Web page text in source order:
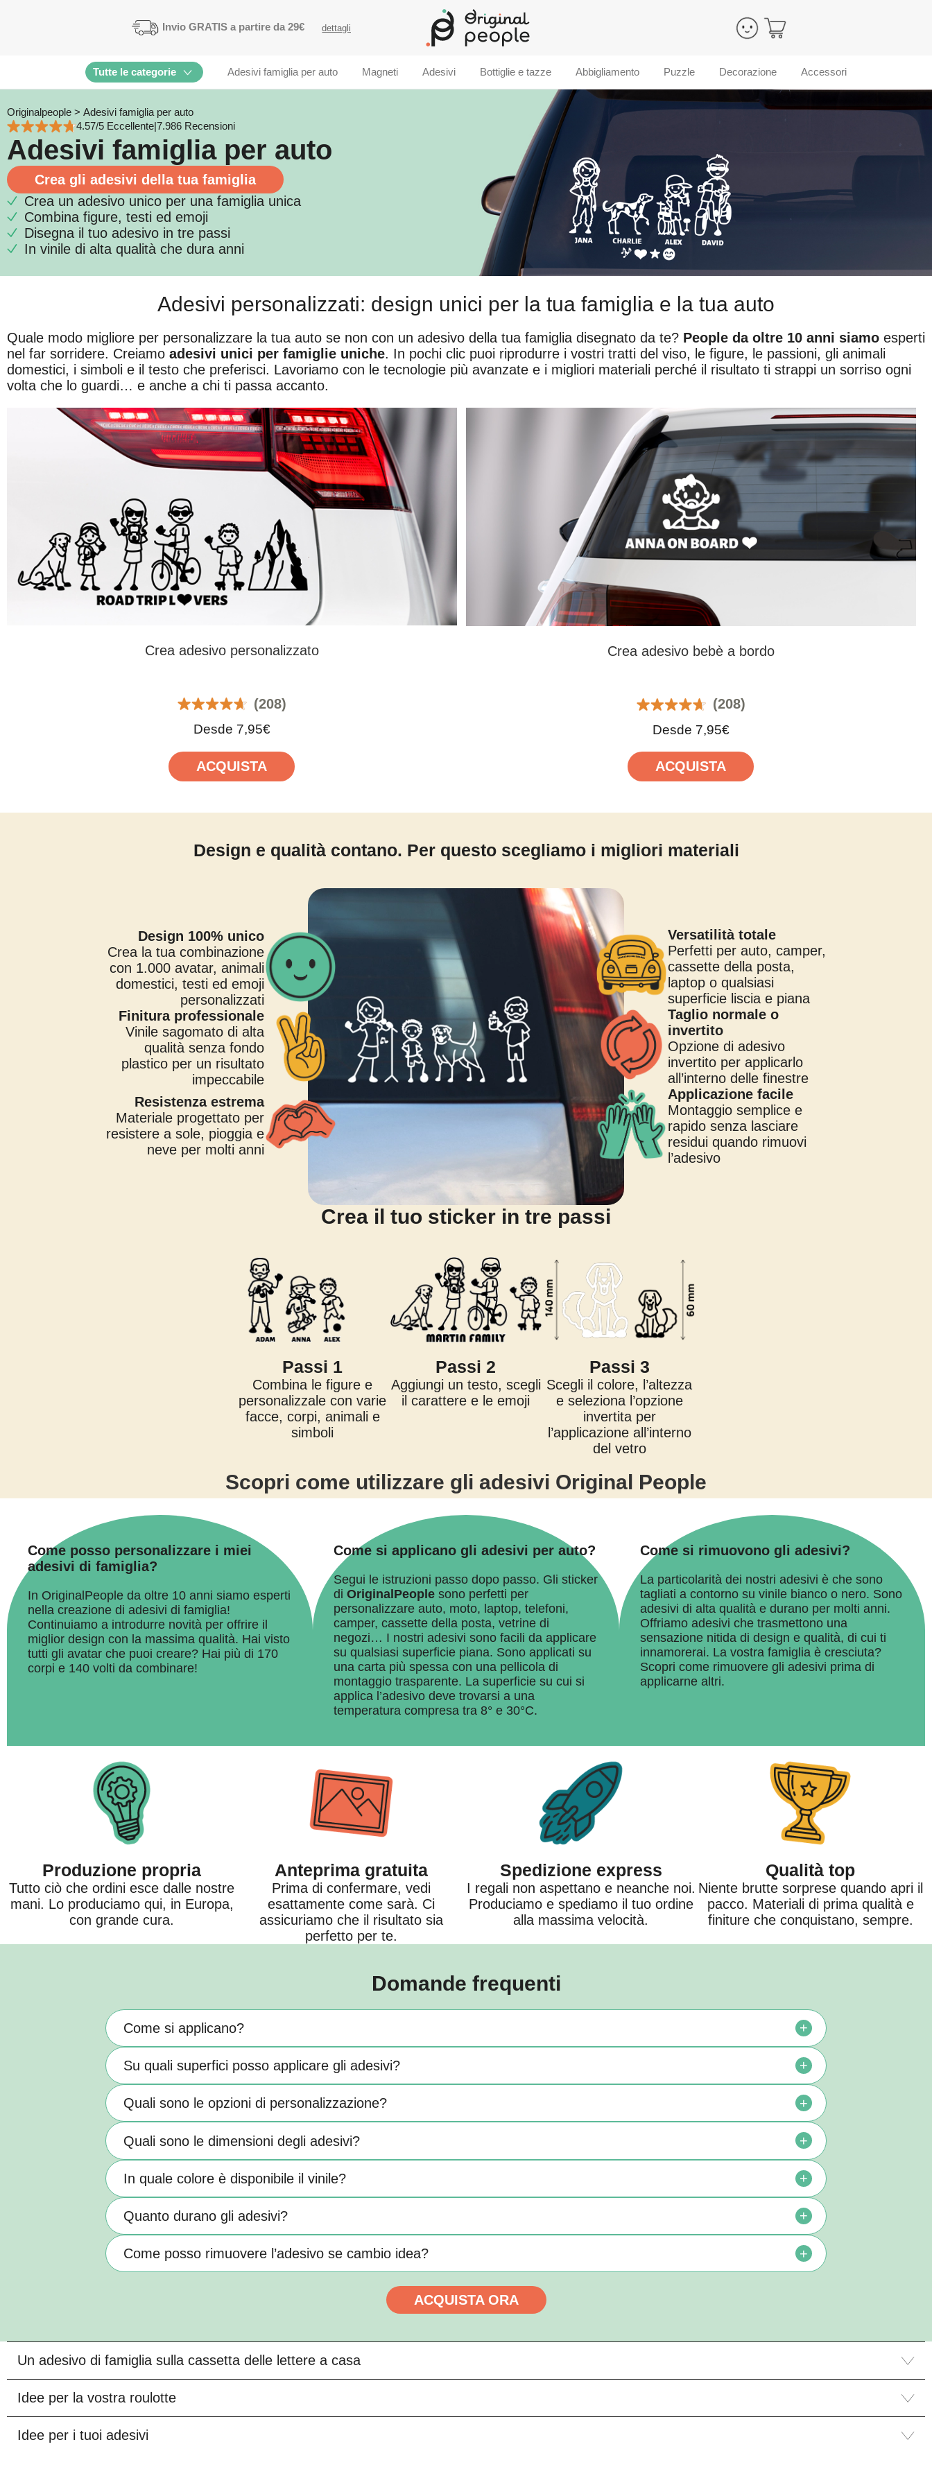
InvioGRATIS a partire da 29€ dettagli
Tutte le categorie Adesivi famiglia per auto Magneti Adesivi Bottiglie e tazze Abbigliamento Puzzle Decorazione Accessori
Originalpeople > Adesivi famiglia per auto
4.57/5 Eccellente|7.986 Recensioni
Adesivi famiglia per auto
Crea gli adesivi della tua famiglia
Crea un adesivo unico per una famiglia unica
Combina figure, testi ed emoji
Disegna il tuo adesivo in tre passi
In vinile di alta qualità che dura anni
Adesivi personalizzati: design unici per la tua famiglia e la tua auto
Quale modo migliore per personalizzare la tua auto se non con un adesivo della tua famiglia disegnato da te? People da oltre 10 anni siamo esperti
nel far sorridere. Creiamo adesivi unici per famiglie uniche. In pochi clic puoi riprodurre i vostri tratti del viso, le figure, le passioni, gli animali
domestici, i simboli e il testo che preferisci. Lavoriamo con le tecnologie più avanzate e i migliori materiali perché il risultato ti strappi un sorriso ogni
volta che lo guardi… e anche a chi ti passa accanto.
Crea adesivo personalizzato
(208)
Desde 7,95€
ACQUISTA
Crea adesivo bebè a bordo
(208)
Desde 7,95€
ACQUISTA
Design e qualità contano. Per questo scegliamo i migliori materiali
Design 100% unico
Crea la tua combinazione
con 1.000 avatar, animali
domestici, testi ed emoji
personalizzati
Finitura professionale
Vinile sagomato di alta
qualità senza fondo
plastico per un risultato
impeccabile
Resistenza estrema
Materiale progettato per
resistere a sole, pioggia e
neve per molti anni
Versatilità totale
Perfetti per auto, camper,
cassette della posta,
laptop o qualsiasi
superficie liscia e piana
Taglio normale o
invertito
Opzione di adesivo
invertito per applicarlo
all’interno delle finestre
Applicazione facile
Montaggio semplice e
rapido senza lasciare
residui quando rimuovi
l’adesivo
Crea il tuo sticker in tre passi
Passi 1
Combina le figure e
personalizzale con varie
facce, corpi, animali e
simboli
Passi 2
Aggiungi un testo, scegli
il carattere e le emoji
Passi 3
Scegli il colore, l’altezza
e seleziona l’opzione
invertita per
l’applicazione all’interno
del vetro
Scopri come utilizzare gli adesivi Original People
Come posso personalizzare i miei
adesivi di famiglia?
In OriginalPeople da oltre 10 anni siamo esperti
nella creazione di adesivi di famiglia!
Continuiamo a introdurre novità per offrire il
miglior design con la massima qualità. Hai visto
tutti gli avatar che puoi creare? Hai più di 170
corpi e 140 volti da combinare!
Come si applicano gli adesivi per auto?
Segui le istruzioni passo dopo passo. Gli sticker
diOriginalPeople sono perfetti per
personalizzare auto, moto, laptop, telefoni,
camper, cassette della posta, vetrine di
negozi… I nostri adesivi sono facili da applicare
su qualsiasi superficie piana. Sono applicati su
una carta più spessa con una pellicola di
montaggio trasparente. La superficie su cui si
applica l’adesivo deve trovarsi a una
temperatura compresa tra 8° e 30°C.
Come si rimuovono gli adesivi?
La particolarità dei nostri adesivi è che sono
tagliati a contorno su vinile bianco o nero. Sono
adesivi di alta qualità e durano per molti anni.
Offriamo adesivi che trasmettono una
sensazione nitida di design e qualità, di cui ti
innamorerai. La vostra famiglia è cresciuta?
Scopri come rimuovere gli adesivi prima di
applicarne altri.
Produzione propria
Tutto ciò che ordini esce dalle nostre
mani. Lo produciamo qui, in Europa,
con grande cura.
Anteprima gratuita
Prima di confermare, vedi
esattamente come sarà. Ci
assicuriamo che il risultato sia
perfetto per te.
Spedizione express
I regali non aspettano e neanche noi.
Produciamo e spediamo il tuo ordine
alla massima velocità.
Qualità top
Niente brutte sorprese quando apri il
pacco. Materiali di prima qualità e
finiture che conquistano, sempre.
Domande frequenti
Come si applicano? +
Su quali superfici posso applicare gli adesivi? +
Quali sono le opzioni di personalizzazione? +
Quali sono le dimensioni degli adesivi? +
In quale colore è disponibile il vinile? +
Quanto durano gli adesivi? +
Come posso rimuovere l’adesivo se cambio idea? +
ACQUISTA ORA
Un adesivo di famiglia sulla cassetta delle lettere a casa
Idee per la vostra roulotte
Idee per i tuoi adesivi